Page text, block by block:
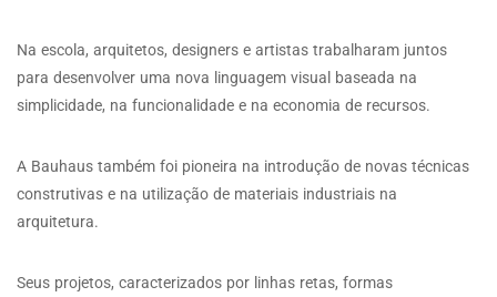
Na escola, arquitetos, designers e artistas trabalharam juntos
para desenvolver uma nova linguagem visual baseada na
simplicidade, na funcionalidade e na economia de recursos.
A Bauhaus também foi pioneira na introdução de novas técnicas
construtivas e na utilização de materiais industriais na
arquitetura.
Seus projetos, caracterizados por linhas retas, formas